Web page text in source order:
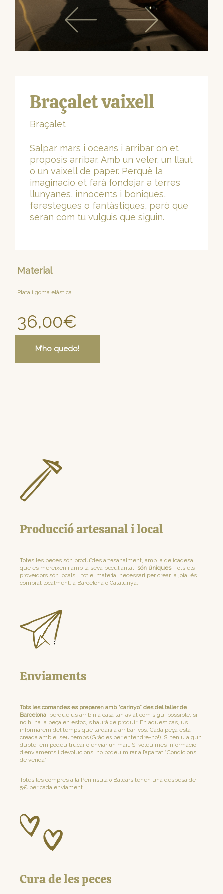
Braçalet vaixell
Braçalet
Salpar mars i oceans i arribar on et
proposis arribar. Amb un veler, un llaut
o un vaixell de paper. Perquè la
imaginacio et farà fondejar a terres
llunyanes, innocents i boniques,
ferestegues o fantàstiques, però que
seran com tu vulguis que siguin.
Material
Plata i goma elàstica
36,00€
M’ho quedo!
Producció artesanal i local
Totes les peces són produïdes artesanalment, amb la delicadesa
que es mereixen i amb la seva peculiaritat: són úniques. Tots els
proveïdors són locals, i tot el material necessari per crear la joia, és
comprat localment, a Barcelona o Catalunya.
Enviaments
Tots les comandes es preparen amb “carinyo” des del taller de
Barcelona, perquè us arribin a casa tan aviat com sigui possible; si
no hi ha la peça en estoc, s’haurà de produir. En aquest cas, us
informarem del temps que tardarà a arribar-vos. Cada peça està
creada amb el seu temps (Gràcies per entendre-ho!). Si teniu algun
dubte, em podeu trucar o enviar un mail. Si voleu més informació
d’enviaments i devolucions, ho podeu mirar a l’apartat “Condicions
de venda”.
Totes les compres a la Península o Balears tenen una despesa de
5€ per cada enviament.
Cura de les peces